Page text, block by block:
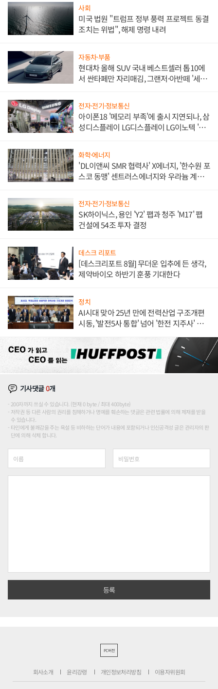
사회
미국 법원 "트럼프 정부 풍력 프로젝트 동결
조치는 위법", 해제 명령 내려
자동차·부품
현대차 올해 SUV 국내 베스트셀러 톱10에
서 싼타페만 자리매김, 그랜저·아반떼 '세단
전자·전기·정보통신
아이폰18 '메모리 부족'에 출시 지연되나, 삼
성디스플레이 LG디스플레이 LG이노텍 '탈
화학·에너지
'DL이앤씨 SMR 협력사' X에너지, '한수원 포
스코 동맹' 센트러스에너지와 우라늄 계약
전자·전기·정보통신
SK하이닉스, 용인 'Y2' 팹과 청주 'M17' 팹
건설에 54조 투자 결정
데스크 리포트
[데스크리포트 8월] 무더운 입추에 든 생각,
제약바이오 하반기 훈풍 기대한다
정치
AI시대 맞아 25년 만에 전력산업 구조개편
시동, '발전5사 통합' 넘어 '한전 지주사' 재편
기사댓글0개
200자까지 쓰실 수 있습니다. (현재 0 byte / 최대 400byte)
저작권 등 다른 사람의 권리를 침해하거나 명예를 훼손하는 댓글은 관련 법률에 의해 제재를 받을
수 있습니다.
타인에게 불쾌감을 주는 욕설 등 비하하는 단어가 내용에 포함되거나 인신공격성 글은 관리자의 판
단에 의해 삭제 합니다.
PC버전
회사소개 윤리강령 개인정보처리방침 이용자위원회